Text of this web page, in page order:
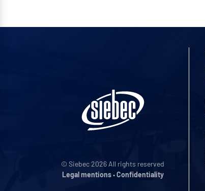
© Siebec 2026 All rights reserved
Legal mentions•Confidentiality